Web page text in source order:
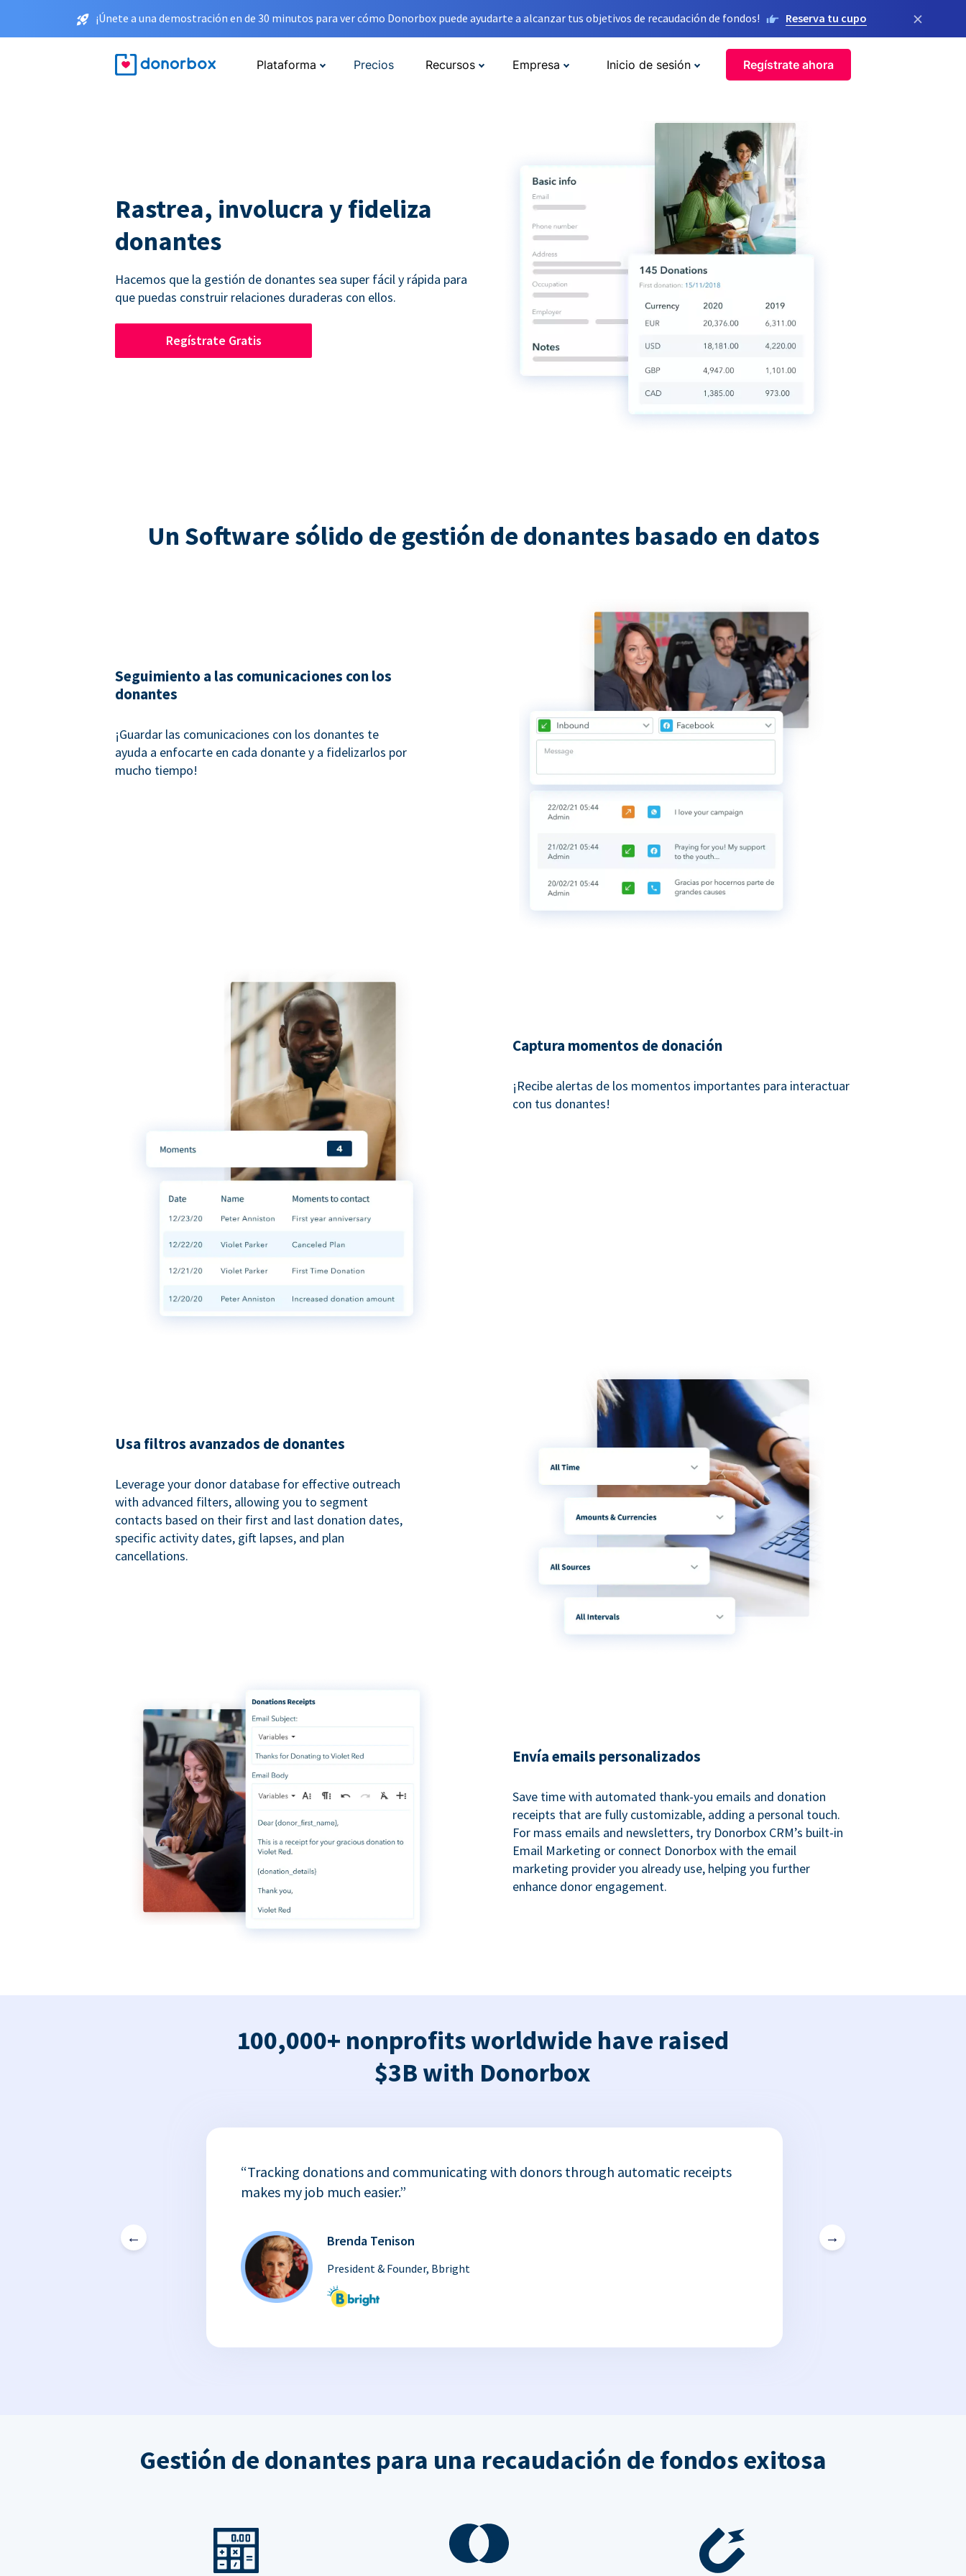
¡Únete a una demostración en de 30 minutos para ver cómo Donorbox puede ayudarte a alcanzar tus objetivos de recaudación de fondos! Reserva tu cupo ×
Plataforma Precios Recursos Empresa Inicio de sesión Regístrate ahora
Rastrea, involucra y fideliza
donantes
Hacemos que la gestión de donantes sea super fácil y rápida para
que puedas construir relaciones duraderas con ellos.
Regístrate Gratis
Un Software sólido de gestión de donantes basado en datos
Seguimiento a las comunicaciones con los
donantes
¡Guardar las comunicaciones con los donantes te
ayuda a enfocarte en cada donante y a fidelizarlos por
mucho tiempo!
Captura momentos de donación
¡Recibe alertas de los momentos importantes para interactuar
con tus donantes!
Usa filtros avanzados de donantes
Leverage your donor database for effective outreach
with advanced filters, allowing you to segment
contacts based on their first and last donation dates,
specific activity dates, gift lapses, and plan
cancellations.
Envía emails personalizados
Save time with automated thank-you emails and donation
receipts that are fully customizable, adding a personal touch.
For mass emails and newsletters, try Donorbox CRM’s built-in
Email Marketing or connect Donorbox with the email
marketing provider you already use, helping you further
enhance donor engagement.
100,000+ nonprofits worldwide have raised
$3B with Donorbox
←
“Tracking donations and communicating with donors through automatic receipts
makes my job much easier.”
Brenda Tenison
President & Founder, Bbright
→
Gestión de donantes para una recaudación de fondos exitosa